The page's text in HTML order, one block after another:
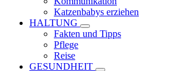
Katzenbabys erziehen
HALTUNG
Fakten und Tipps
Pflege
Reise
GESUNDHEIT